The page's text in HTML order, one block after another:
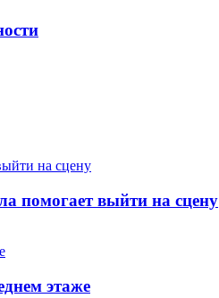
помогает выйти на сцену
этаже